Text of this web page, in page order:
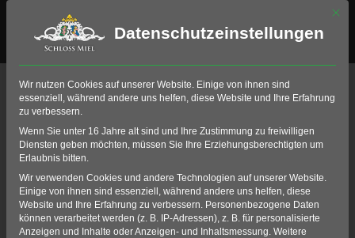
Bahn 16
Home Golf
Bahn 16
Mit
Datenschutzeinstellungen
Wir nutzen Cookies auf unserer Website. Einige von ihnen sind
essenziell, während andere uns helfen, diese Website und Ihre Erfahrung
zu verbessern.
Wenn Sie unter 16 Jahre alt sind und Ihre Zustimmung zu freiwilligen
Diensten geben möchten, müssen Sie Ihre Erziehungsberechtigten um
Erlaubnis bitten.
Wir verwenden Cookies und andere Technologien auf unserer Website.
Einige von ihnen sind essenziell, während andere uns helfen, diese
Website und Ihre Erfahrung zu verbessern. Personenbezogene Daten
können verarbeitet werden (z. B. IP-Adressen), z. B. für personalisierte
Anzeigen und Inhalte oder Anzeigen- und Inhaltsmessung. Weitere